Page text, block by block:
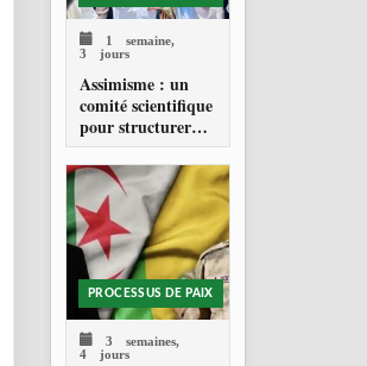
1 semaine,
3 jours
Assimisme : un
comité scientifique
pour structurer
une doctrine de la
refondation
PROCESSUS DE PAIX
3 semaines,
4 jours